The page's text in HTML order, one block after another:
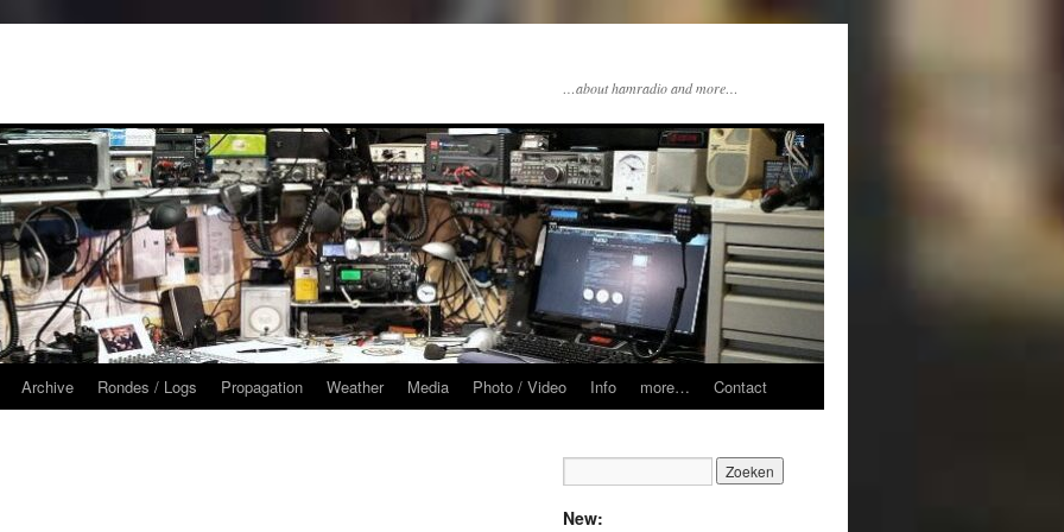
…about hamradio and more…
Archive Rondes / Logs Propagation Weather Media Photo / Video Info more… Contact
New: